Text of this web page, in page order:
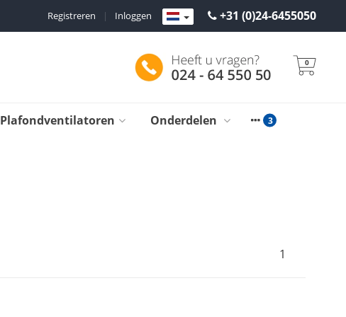
+31 (0)24-6455050
Inloggen
|
Registreren
0
Plafondventilatoren Onderdelen
1